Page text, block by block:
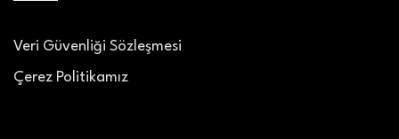
Veri Güvenliği Sözleşmesi
Çerez Politikamız